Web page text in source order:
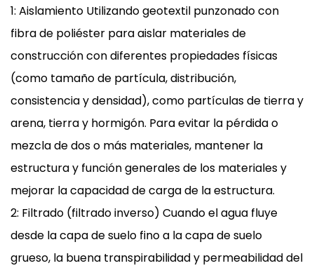
1: Aislamiento Utilizando geotextil punzonado con
fibra de poliéster para aislar materiales de
construcción con diferentes propiedades físicas
(como tamaño de partícula, distribución,
consistencia y densidad), como partículas de tierra y
arena, tierra y hormigón. Para evitar la pérdida o
mezcla de dos o más materiales, mantener la
estructura y función generales de los materiales y
mejorar la capacidad de carga de la estructura.
2: Filtrado (filtrado inverso) Cuando el agua fluye
desde la capa de suelo fino a la capa de suelo
grueso, la buena transpirabilidad y permeabilidad del